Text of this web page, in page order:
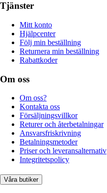
Tjänster
Mitt konto
Hjälpcenter
Följ min beställning
Returnera min beställning
Rabattkoder
Om oss
Om oss?
Kontakta oss
Försäljningsvillkor
Returer och återbetalningar
Ansvarsfriskrivning
Betalningsmetoder
Priser och leveransalternativ
Integritetspolicy
Våra butiker